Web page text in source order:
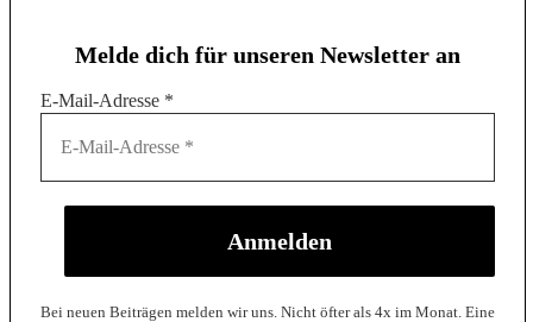
Melde dich für unseren Newsletter an
E-Mail-Adresse *
Bei neuen Beiträgen melden wir uns. Nicht öfter als 4x im Monat. Eine